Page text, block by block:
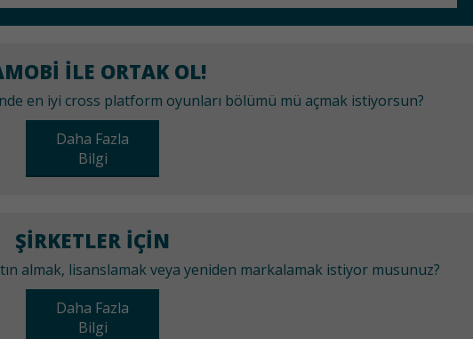
ILE ORTAK OL!
en iyi cross platform oyunları bölümü mü açmak istiyorsun?
Daha Fazla
Bilgi
ŞIRKETLER IÇIN
almak, lisanslamak veya yeniden markalamak istiyor musunuz?
Daha Fazla
Bilgi